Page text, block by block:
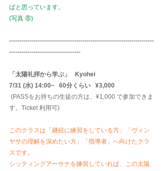
ばと思っています。
(写真 ⑧)
-----------------------------------------------------------------------
-----------------------------------
「太陽礼拝から学ぶ」   Kyohei
7/31 (水) 14:00~   60分くらい   ¥3,000
(PASSをお持ちの生徒の方は、¥1,000 で参加できま
す。Ticket 利用可)
このクラスは「継続に練習をしている方」「ヴィン
ヤサの理解を深めたい方」「指導者」へ向けたクラ
スです。
シッティングアーサナを練習していれば、この太陽